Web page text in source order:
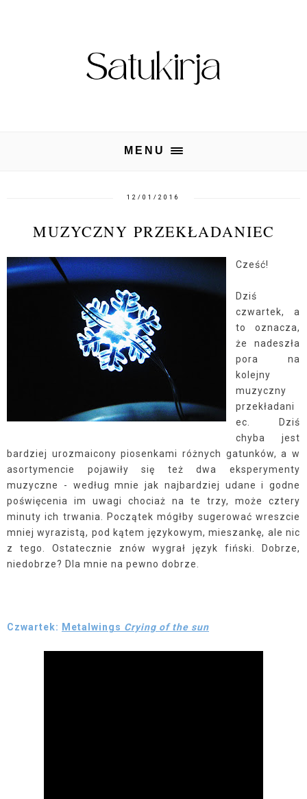
MENU
12/01/2016
MUZYCZNY PRZEKŁADANIEC
Cześć!
Dziś
czwartek, a
to oznacza,
że nadeszła
pora na
kolejny
muzyczny
przekładani
ec. Dziś
chyba jest
bardziej urozmaicony piosenkami różnych gatunków, a w
asortymencie pojawiły się też dwa eksperymenty
muzyczne - według mnie jak najbardziej udane i godne
poświęcenia im uwagi chociaż na te trzy, może cztery
minuty ich trwania. Początek mógłby sugerować wreszcie
mniej wyrazistą, pod kątem językowym, mieszankę, ale nic
z tego. Ostatecznie znów wygrał język fiński. Dobrze,
niedobrze? Dla mnie na pewno dobrze.
Czwartek: Metalwings Crying of the sun